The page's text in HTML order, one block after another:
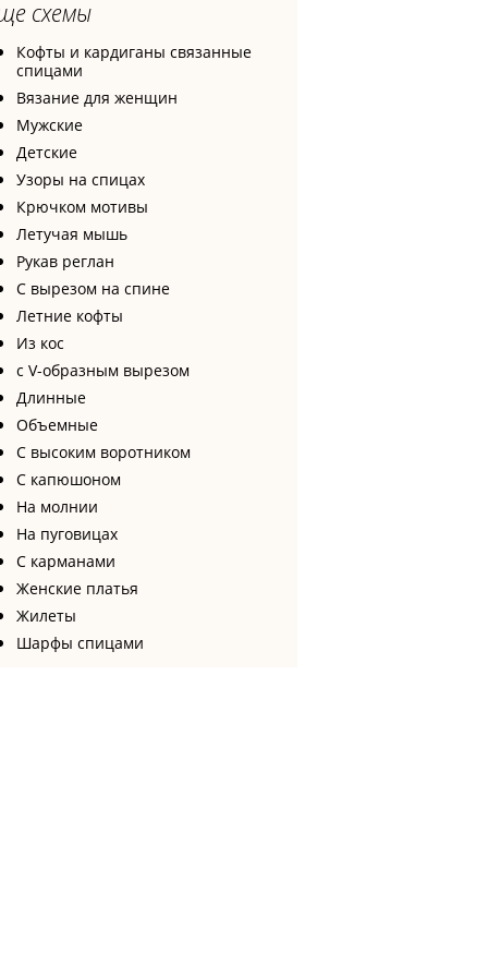
схемы
Кофты и кардиганы связанные
спицами
Вязание для женщин
Мужские
Детские
Узоры на спицах
Крючком мотивы
Летучая мышь
Рукав реглан
С вырезом на спине
Летние кофты
Из кос
с V-образным вырезом
Длинные
Объемные
С высоким воротником
С капюшоном
На молнии
На пуговицах
С карманами
Женские платья
Жилеты
Шарфы спицами